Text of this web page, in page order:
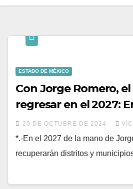
ESTADO DE MÉXICO
Con Jorge Romero, el
regresar en el 2027:
20 DE OCTUBRE DE 2024
*.-En el 2027 de la mano de
recuperarán distritos y